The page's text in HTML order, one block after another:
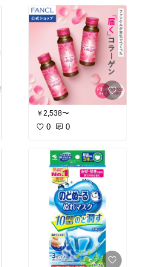
￥2,538〜
0 0